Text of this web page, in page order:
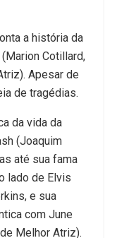
a história da
Cotillard,
Apesar de
de tragédias.
da vida da
(Joaquim
até sua fama
lado de Elvis
e sua
com June
Melhor Atriz).